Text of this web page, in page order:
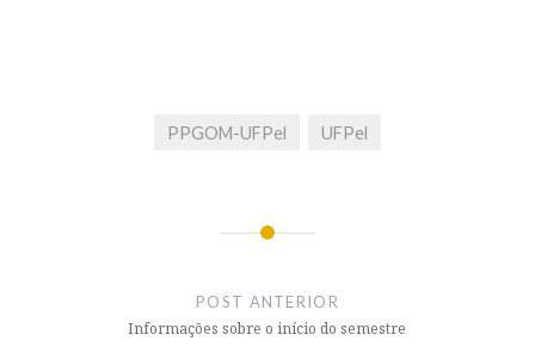
PPGOM-UFPel UFPel
POST ANTERIOR
Informações sobre o início do semestre